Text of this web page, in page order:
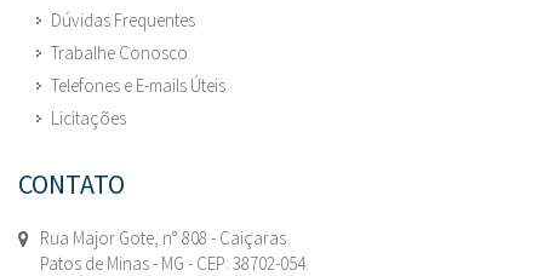
Dúvidas Frequentes
Trabalhe Conosco
Telefones e E-mails Úteis
Licitações
CONTATO
Rua Major Gote, n° 808 - Caiçaras
Patos de Minas - MG - CEP: 38702-054.